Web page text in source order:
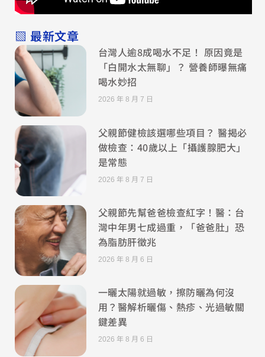
▧ 最新文章
台灣人逾8成喝水不足！ 原因竟是
「白開水太無聊」？ 營養師曝無痛
喝水妙招
2026 年 8 月 7 日
父親節健檢該選哪些項目？ 醫揭必
做檢查：40歲以上「攝護腺肥大」
是常態
2026 年 8 月 7 日
父親節先幫爸爸檢查紅字！醫：台
灣中年男七成過重，「爸爸肚」恐
為脂肪肝徵兆
2026 年 8 月 6 日
一曬太陽就過敏，擦防曬為何沒
用？醫解析曬傷、熱疹、光過敏關
鍵差異
2026 年 8 月 6 日